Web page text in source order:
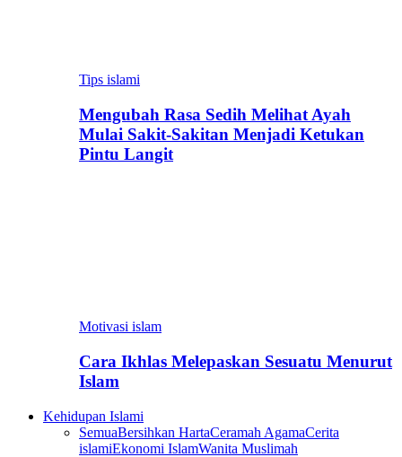
Tips islami
Mengubah Rasa Sedih Melihat Ayah
Mulai Sakit-Sakitan Menjadi Ketukan
Pintu Langit
Motivasi islam
Cara Ikhlas Melepaskan Sesuatu Menurut
Islam
Kehidupan Islami
SemuaBersihkan HartaCeramah AgamaCerita
islamiEkonomi IslamWanita Muslimah